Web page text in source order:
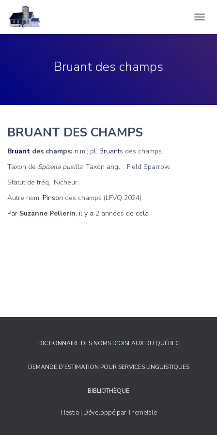
LA
Bruant des champs
BRUANT DES CHAMPS
Bruant des champs: n.m.; pl. Bruants des champs.
Taxon de Spizella pusilla. Taxon angl. : Field Sparrow.
Statut de fréq.: Nicheur.
Autre nom: Pinson des champs (LFVQ 2024).
Par Suzanne Pellerin, il y a 2 années de cela
DICTIONNAIRE DES NOMS D’OISEAUX DU QUÉBEC
DEMANDE D’ESTIMATION POUR SERVICES LINGUISTIQUES
BIBLIOTHÈQUE
Hestia | Développé parThemeIsle